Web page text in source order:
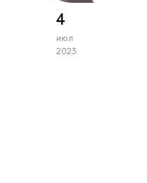
4
июл
2023